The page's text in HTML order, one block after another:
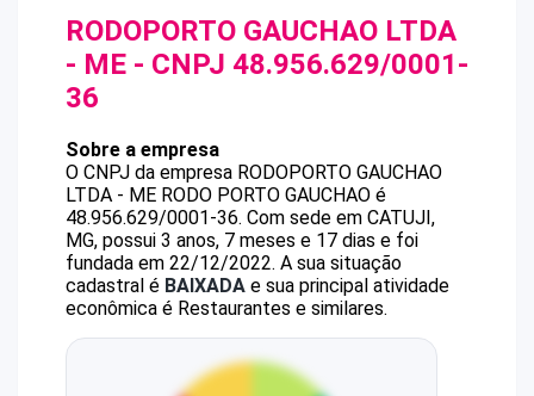
RODOPORTO GAUCHAO LTDA
- ME - CNPJ 48.956.629/0001-
36
Sobre a empresa
O CNPJ da empresa RODOPORTO GAUCHAO
LTDA - ME RODO PORTO GAUCHAO é
48.956.629/0001-36. Com sede em CATUJI,
MG, possui 3 anos, 7 meses e 17 dias e foi
fundada em 22/12/2022. A sua situação
cadastral é BAIXADA e sua principal atividade
econômica é Restaurantes e similares.